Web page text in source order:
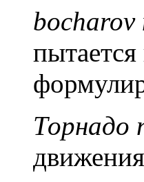
bocharov
Торнадо